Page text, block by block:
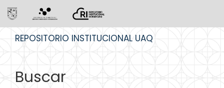
REPOSITORIO INSTITUCIONAL UAQ
Buscar